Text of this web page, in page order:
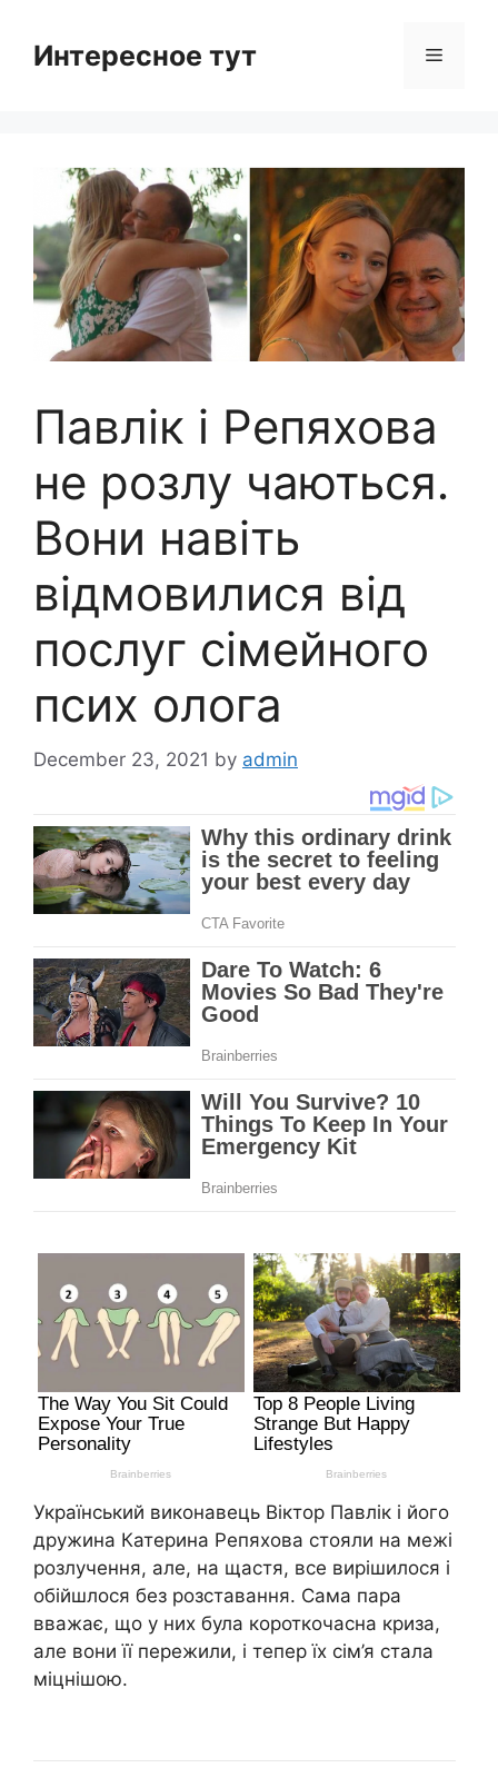
contentИнтересное тут Menu
Павлік і Репяхова
не розлу чаються․
Вони навіть
відмовилися від
послуг сімейного
псих олога
December 23, 2021 by admin
Український виконавець Віктор Павлік і його
дружина Катерина Репяхова стояли на межі
розлучення, але, на щастя, все вирішилося і
обійшлося без розставання. Сама пара
вважає, що у них була короткочасна криза,
але вони її пережили, і тепер їх сім’я стала
міцнішою.